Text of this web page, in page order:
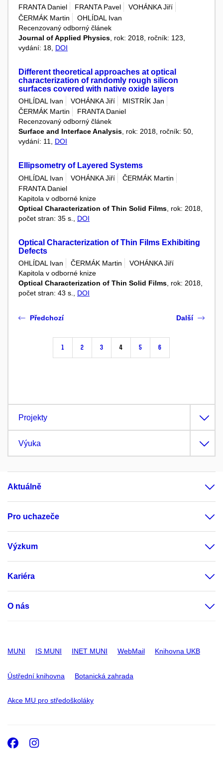
FRANTA Daniel FRANTA Pavel
VOHÁNKA Jiří
ČERMÁK Martin
OHLÍDAL Ivan
Recenzovaný odborný článek
Journal of Applied Physics , rok: 2018, ročník: 123,
vydání: 18, DOI
Different theoretical approaches at optical
characterization of randomly rough silicon
surfaces covered with native oxide layers
OHLÍDAL Ivan VOHÁNKA Jiří
MISTRÍK Jan
ČERMÁK Martin
FRANTA Daniel
Recenzovaný odborný článek
Surface and Interface Analysis, rok: 2018, ročník: 50,
vydání: 11, DOI
Ellipsometry of Layered Systems
OHLÍDAL Ivan VOHÁNKA Jiří
ČERMÁK Martin
FRANTA Daniel
Kapitola v odborné knize
Optical Characterization of Thin Solid Films , rok: 2018,
počet stran: 35 s., DOI
Optical Characterization of Thin Films Exhibiting
Defects
OHLÍDAL Ivan ČERMÁK Martin
VOHÁNKA Jiří
Kapitola v odborné knize
Optical Characterization of Thin Solid Films, rok: 2018,
počet stran: 43 s., DOI
Předchozí
1 2 3 4 5 6
Další
Projekty
Výuka
Aktuálně
Pro uchazeče
Výzkum
Kariéra
O nás
MUNI IS MUNI INET MUNI WebMail Knihovna UKB
Ústřední knihovna Botanická zahrada
Akce MU pro středoškoláky
Facebook
Instagram